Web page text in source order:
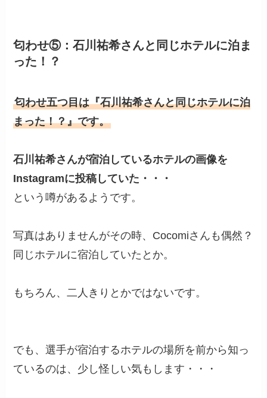
匂わせ⑤：石川祐希さんと同じホテルに泊ま
った！？
匂わせ五つ目は『石川祐希さんと同じホテルに泊
まった！？』です。
石川祐希さんが宿泊しているホテルの画像を
Instagramに投稿していた・・・
という噂があるようです。
写真はありませんがその時、Cocomiさんも偶然？
同じホテルに宿泊していたとか。
もちろん、二人きりとかではないです。
でも、選手が宿泊するホテルの場所を前から知っ
ているのは、少し怪しい気もします・・・